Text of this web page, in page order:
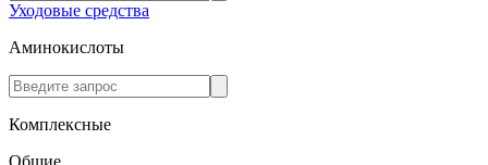
Уходовые средства
Аминокислоты
Комплексные
Общие